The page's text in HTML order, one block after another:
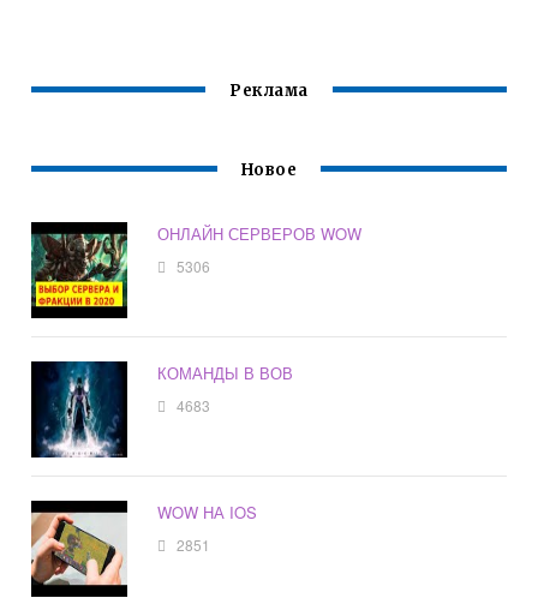
Реклама
Новое
ОНЛАЙН СЕРВЕРОВ WOW
5306
КОМАНДЫ В ВОВ
4683
WOW НА IOS
2851